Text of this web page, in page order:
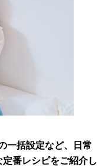
一括設定など、日常
番レシピをご紹介し